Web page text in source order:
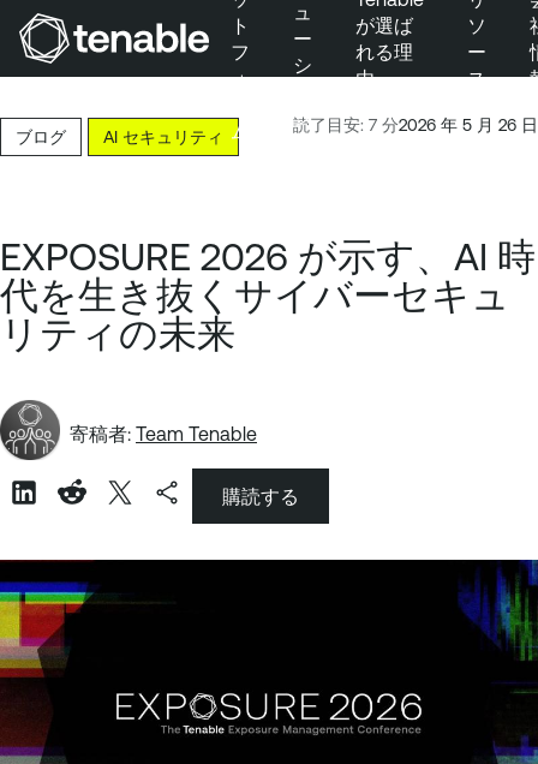
メインコンテンツにスキップ
フッターにスキップ
ト
フ
ォ
ム
ュ
ー
シ
ン
が選ば
れる理
由
ソ
ー
ス
読了目安: 7 分2026 年 5 月 26 日
ブログ AI セキュリティ
EXPOSURE 2026 が示す、AI 時
代を生き抜くサイバーセキュ
リティの未来
寄稿者: Team Tenable
購読する